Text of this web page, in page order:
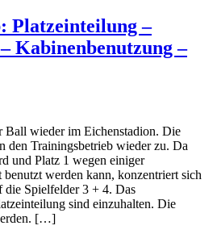
Platzeinteilung –
Kabinenbenutzung –
Ball wieder im Eichenstadion. Die
den Trainingsbetrieb wieder zu. Da
und Platz 1 wegen einiger
werden kann, konzentriert sich
die Spielfelder 3 + 4. Das
sind einzuhalten. Die
[…]